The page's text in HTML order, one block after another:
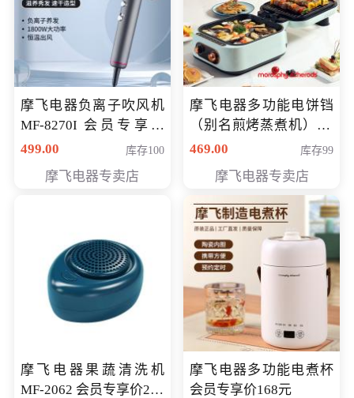
摩飞电器负离子吹风机
MF-8270I 会员专享价
369元
499.00 库存100
摩飞电器专卖店
摩飞电器多功能电饼铛
（别名煎烤蒸煮机） 型
号MF-8888B 会员专享
469.00 库存99
摩飞电器专卖店
摩飞电器果蔬清洗机
MF-2062 会员专享价268
摩飞电器多功能电煮杯
会员专享价168元